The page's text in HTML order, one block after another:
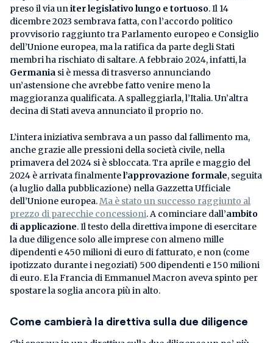
preso il via uniter legislativo lungo e tortuoso. Il 14
dicembre 2023 sembrava fatta, con l’accordo politico
provvisorio raggiunto tra Parlamento europeo e Consiglio
dell’Unione europea, ma la ratifica da parte degli Stati
membri ha rischiato di saltare. A febbraio 2024, infatti, la
Germania si è messa di trasverso annunciando
un’astensione che avrebbe fatto venire meno la
maggioranza qualificata. A spalleggiarla, l’Italia. Un’altra
decina di Stati aveva annunciato il proprio no.
L’intera iniziativa sembrava a un passo dal fallimento ma,
anche grazie alle pressioni della società civile, nella
primavera del 2024 si è sbloccata. Tra aprile e maggio del
2024 è arrivata finalmentel’approvazione formale, seguita
(a luglio dalla pubblicazione) nella Gazzetta Ufficiale
dell’Unione europea.Ma è stato un successo raggiunto al
prezzo di parecchie concessioni. A cominciare dall’ambito
di applicazione. Il testo della direttiva impone di esercitare
la due diligence solo alle imprese con almeno mille
dipendenti e 450 milioni di euro di fatturato, e non (come
ipotizzato durante i negoziati) 500 dipendenti e 150 milioni
di euro. E la Francia di Emmanuel Macron aveva spinto per
spostare la soglia ancora più in alto.
Come cambierà la direttiva sulla due diligence